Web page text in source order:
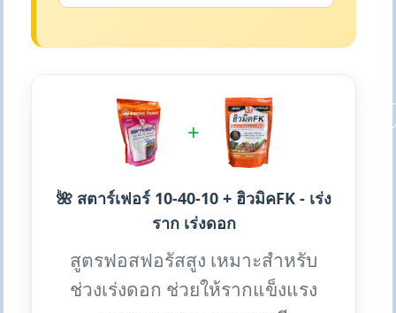
+
🌺 สตาร์เฟอร์ 10-40-10 + ฮิวมิคFK - เร่ง
ราก เร่งดอก
สูตรฟอสฟอรัสสูง เหมาะสำหรับ
ช่วงเร่งดอก ช่วยให้รากแข็งแรง